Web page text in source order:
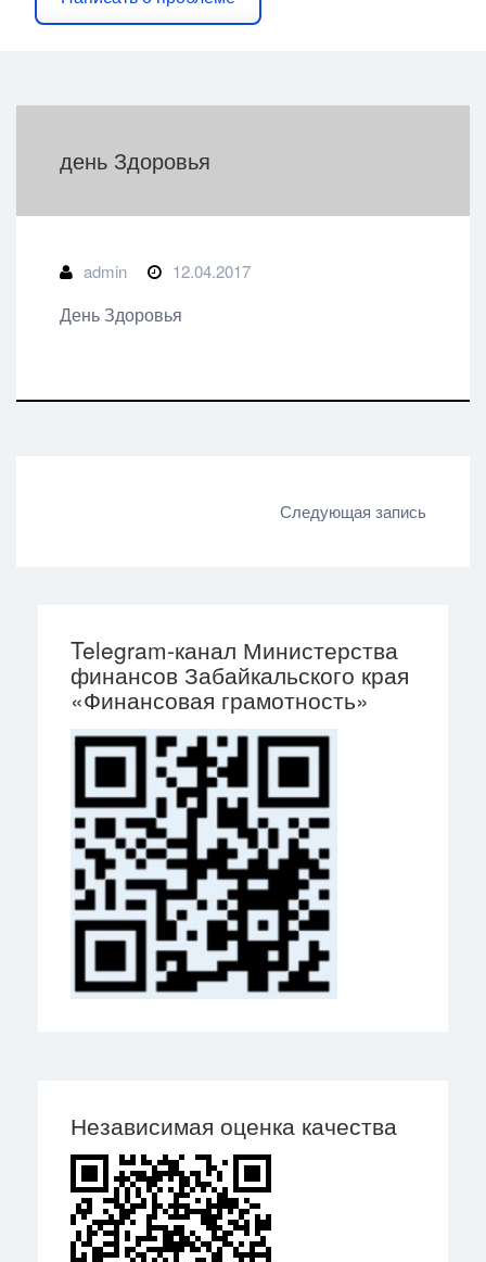
день Здоровья
admin 12.04.2017
День Здоровья
Следующая запись
Telegram-канал Министерства
финансов Забайкальского края
«Финансовая грамотность»
Независимая оценка качества